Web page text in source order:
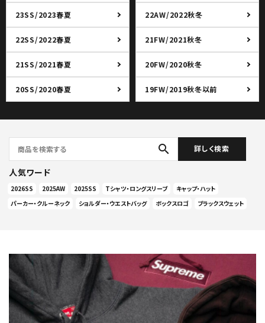
23SS/2023春夏 22AW/2022秋冬
22SS/2022春夏 21FW/2021秋冬
21SS/2021春夏 20FW/2020秋冬
20SS/2020春夏 19FW/2019秋冬以前
search 詳しく検索
人気ワード
2026SS 2025AW 2025SS Tシャツ・ロングスリーブ
キャップ・ハット
パーカー・クルーネック
ショルダー・ウエストバッグ ボックスロゴ ブラックスウェット